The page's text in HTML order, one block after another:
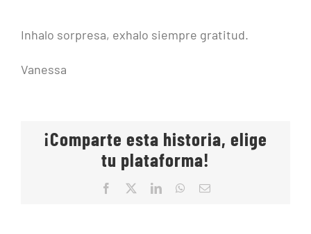
Inhalo sorpresa, exhalo siempre gratitud.
Vanessa
¡Comparte esta historia, elige
tu plataforma!
Facebook LinkedInWhatsApp
Correo